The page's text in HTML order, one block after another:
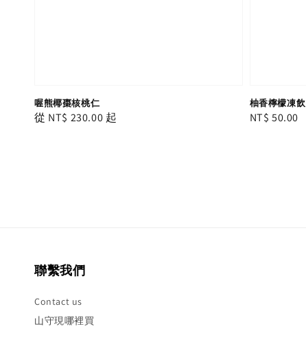
喔熊椰棗核桃仁
Regular
從 NT$ 230.00 起
柚香檸檬凍飲
Regular
NT$ 50.00
聯繫我們
Contact us
山守現哪裡買